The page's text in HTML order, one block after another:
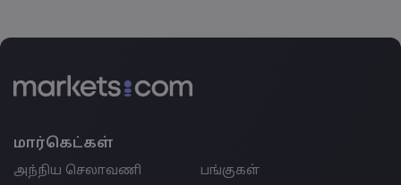
மார்கெட்கள்
அந்நிய செலாவணி
பங்குகள்